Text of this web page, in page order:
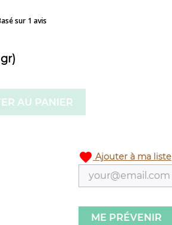
sur 1 avis
gr)
AU PANIER
favorite Ajouter à ma liste
ME PRÉVENIR